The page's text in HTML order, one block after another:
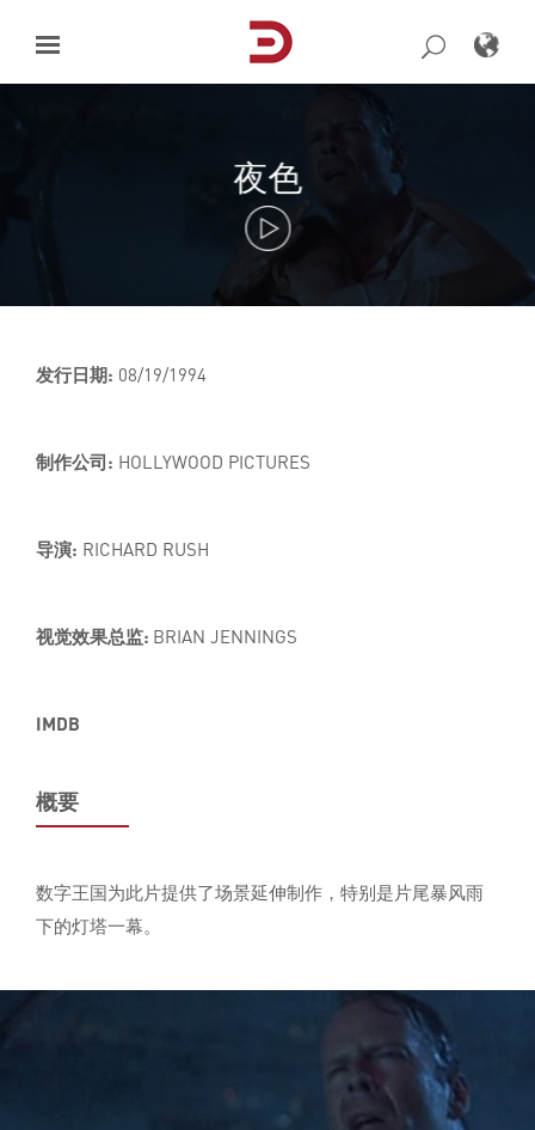
content
夜色
发行日期: 08/19/1994
制作公司: HOLLYWOOD PICTURES
导演: RICHARD RUSH
视觉效果总监: BRIAN JENNINGS
IMDB
概要
数字王国为此片提供了场景延伸制作，特别是片尾暴风雨
下的灯塔一幕。